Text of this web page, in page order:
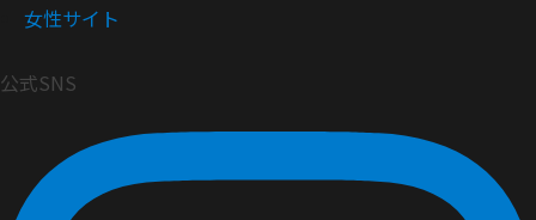
女性サイト
公式SNS